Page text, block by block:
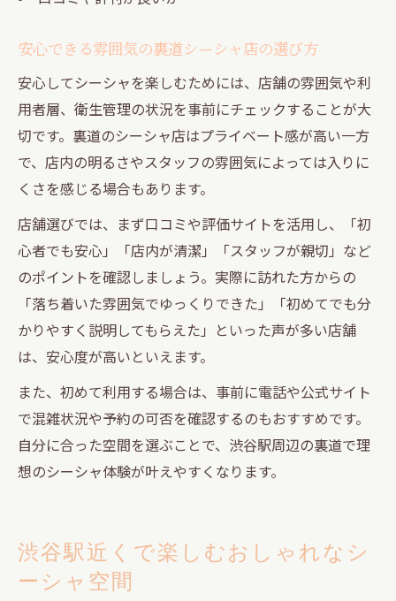
安心できる雰囲気の裏道シーシャ店の選び方
安心してシーシャを楽しむためには、店舗の雰囲気や利
用者層、衛生管理の状況を事前にチェックすることが大
切です。裏道のシーシャ店はプライベート感が高い一方
で、店内の明るさやスタッフの雰囲気によっては入りに
くさを感じる場合もあります。
店舗選びでは、まず口コミや評価サイトを活用し、「初
心者でも安心」「店内が清潔」「スタッフが親切」など
のポイントを確認しましょう。実際に訪れた方からの
「落ち着いた雰囲気でゆっくりできた」「初めてでも分
かりやすく説明してもらえた」といった声が多い店舗
は、安心度が高いといえます。
また、初めて利用する場合は、事前に電話や公式サイト
で混雑状況や予約の可否を確認するのもおすすめです。
自分に合った空間を選ぶことで、渋谷駅周辺の裏道で理
想のシーシャ体験が叶えやすくなります。
渋谷駅近くで楽しむおしゃれなシ
ーシャ空間